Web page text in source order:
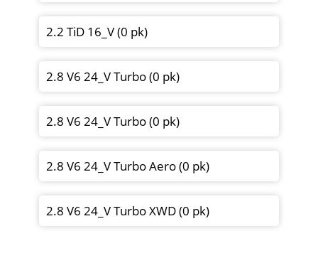
2.2 TiD 16_V (0 pk)
2.8 V6 24_V Turbo (0 pk)
2.8 V6 24_V Turbo (0 pk)
2.8 V6 24_V Turbo Aero (0 pk)
2.8 V6 24_V Turbo XWD (0 pk)